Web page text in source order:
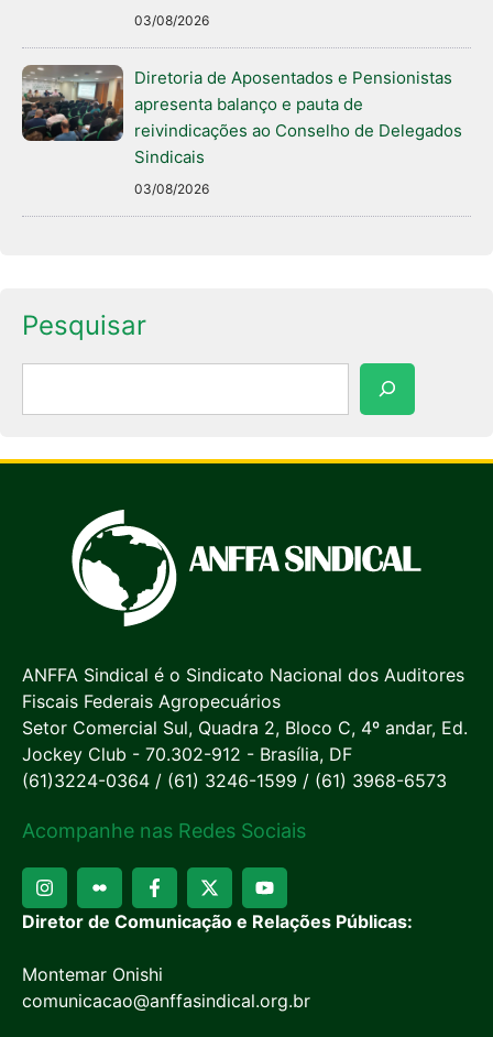
03/08/2026
Diretoria de Aposentados e Pensionistas
apresenta balanço e pauta de
reivindicações ao Conselho de Delegados
Sindicais
03/08/2026
Pesquisar
ANFFA Sindical é o Sindicato Nacional dos Auditores
Fiscais Federais Agropecuários
Setor Comercial Sul, Quadra 2, Bloco C, 4º andar, Ed.
Jockey Club - 70.302-912 - Brasília, DF
(61)3224-0364 / (61) 3246-1599 / (61) 3968-6573
Acompanhe nas Redes Sociais
Diretor de Comunicação e Relações Públicas:
Montemar Onishi
comunicacao@anffasindical.org.br